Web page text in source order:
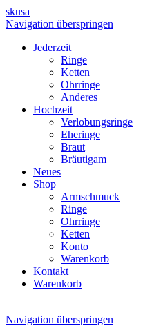
skusa
Navigation überspringen
Jederzeit
Ringe
Ketten
Ohrringe
Anderes
Hochzeit
Verlobungsringe
Eheringe
Braut
Bräutigam
Neues
Shop
Armschmuck
Ringe
Ohrringe
Ketten
Konto
Warenkorb
Kontakt
Warenkorb
Navigation überspringen